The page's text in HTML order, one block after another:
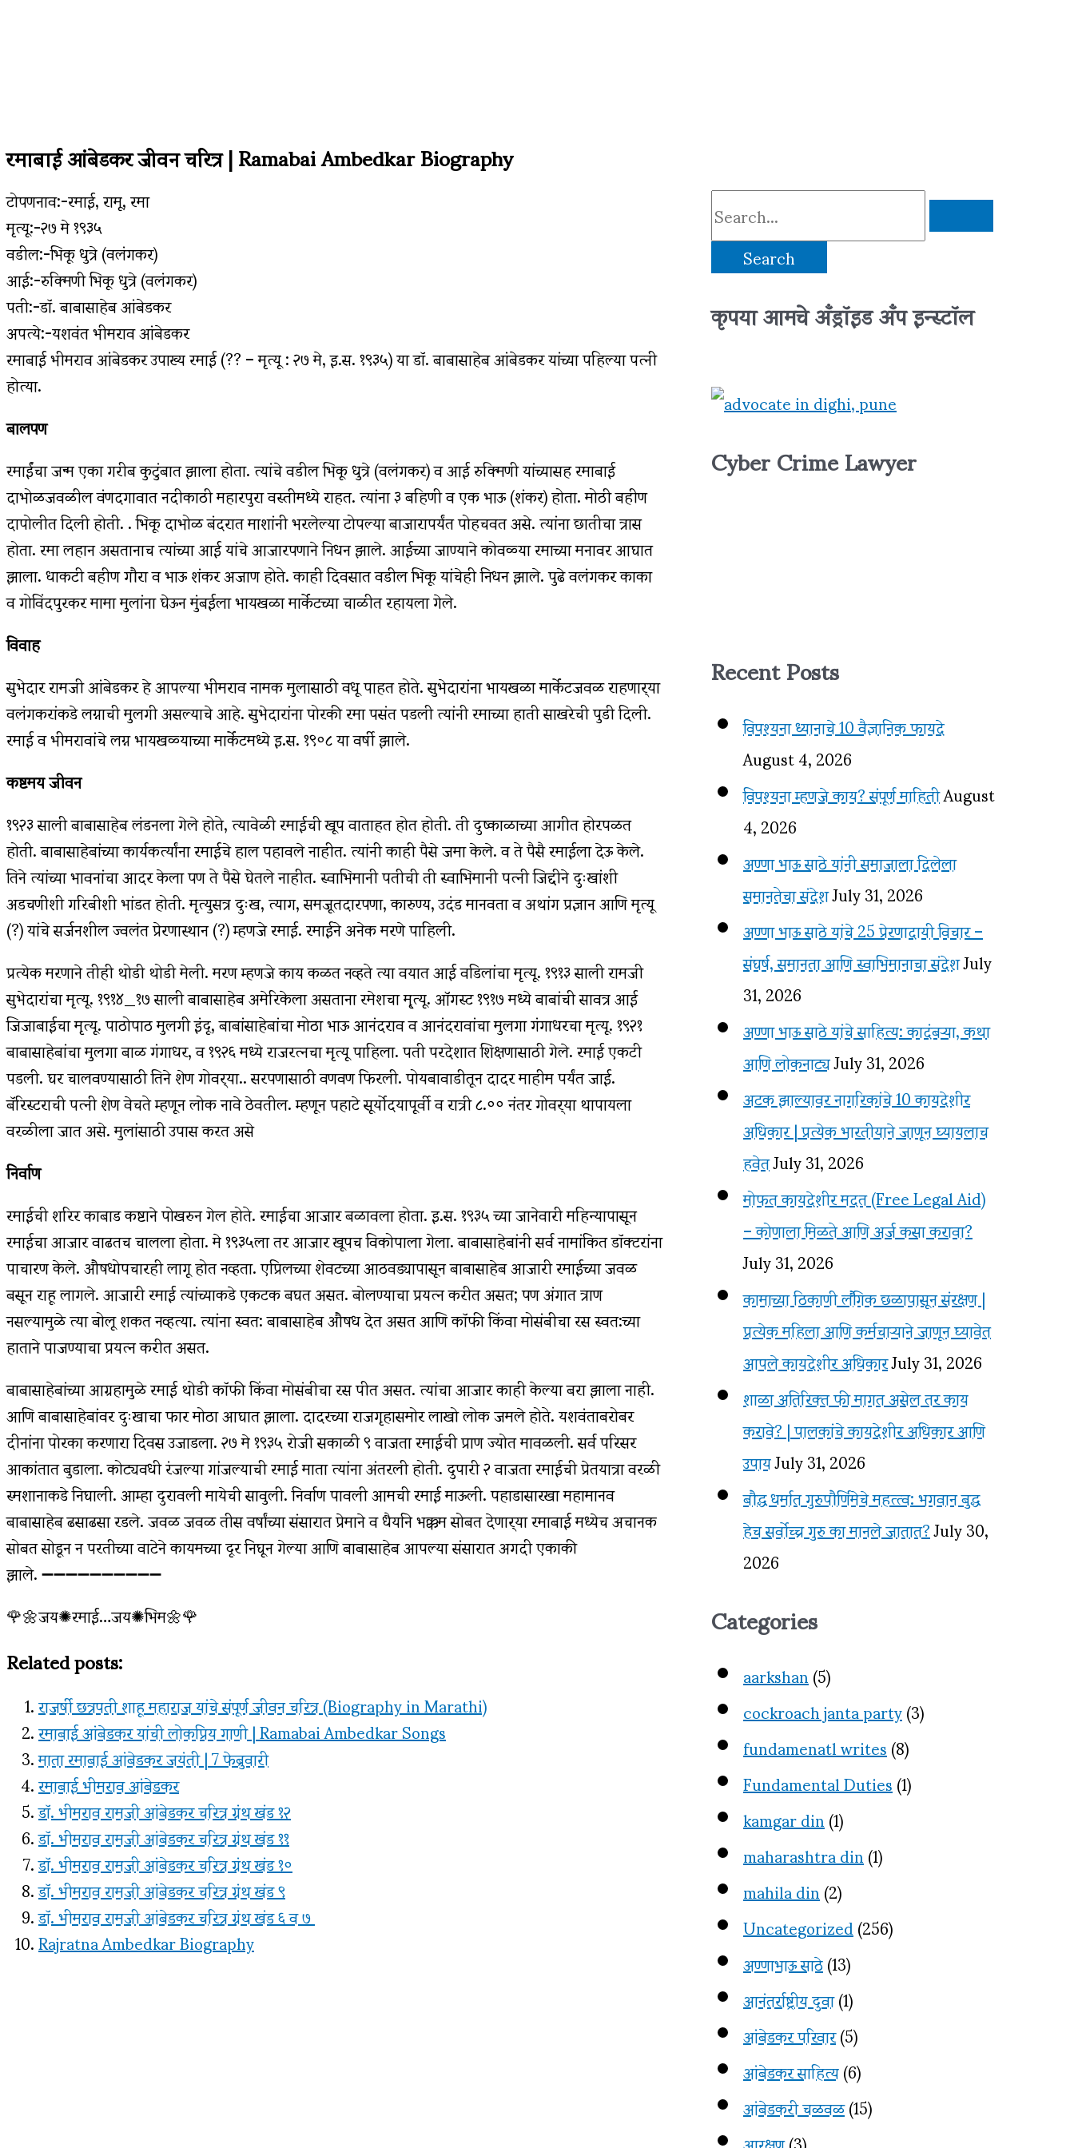
रमाबाई आंबेडकर जीवन चरित्र | Ramabai Ambedkar Biography
टोपणनाव:-रमाई, रामू, रमा
मृत्यू:-२७ मे १९३५
वडील:-भिकू धुत्रे (वलंगकर)
आई:-रुक्मिणी भिकू धुत्रे (वलंगकर)
पती:-डॉ. बाबासाहेब आंबेडकर
अपत्ये:-यशवंत भीमराव आंबेडकर
रमाबाई भीमराव आंबेडकर उपाख्य रमाई (?? – मृत्यू : २७ मे, इ.स. १९३५) या डॉ. बाबासाहेब आंबेडकर यांच्या पहिल्या पत्‍नी
होत्या.
बालपण
रमाईंचा जन्म एका गरीब कुटुंबात झाला होता. त्यांचे वडील भिकू धुत्रे (वलंगकर) व आई रुक्मिणी यांच्यासह रमाबाई
दाभोळजवळील वंणदगावात नदीकाठी महारपुरा वस्तीमध्ये राहत. त्यांना ३ बहिणी व एक भाऊ (शंकर) होता. मोठी बहीण
दापोलीत दिली होती. . भिकू दाभोळ बंदरात माशांनी भरलेल्या टोपल्या बाजारापर्यंत पोहचवत असे. त्यांना छातीचा त्रास
होता. रमा लहान असतानाच त्यांच्या आई यांचे आजारपणाने निधन झाले. आईच्या जाण्याने कोवळ्या रमाच्या मनावर आघात
झाला. धाकटी बहीण गौरा व भाऊ शंकर अजाण होते. काही दिवसात वडील भिकू यांचेही निधन झाले. पुढे वलंगकर काका
व गोविंदपुरकर मामा मुलांना घेऊन मुंबईला भायखळा मार्केटच्या चाळीत रहायला गेले.
विवाह
सुभेदार रामजी आंबेडकर हे आपल्या भीमराव नामक मुलासाठी वधू पाहत होते. सुभेदारांना भायखळा मार्केटजवळ राहणार्‍या
वलंगकरांकडे लग्नाची मुलगी असल्याचे आहे. सुभेदारांना पोरकी रमा पसंत पडली त्यांनी रमाच्या हाती साखरेची पुडी दिली.
रमाई व भीमरावांचे लग्न भायखळ्याच्या मार्केटमध्ये इ.स. १९०८ या वर्षी झाले.
कष्टमय जीवन
१९२३ साली बाबासाहेब लंडनला गेले होते, त्यावेळी रमाईची खूप वाताहत होत होती. ती दुष्काळाच्या आगीत होरपळत
होती. बाबासाहेबांच्या कार्यकर्त्यांना रमाईचे हाल पहावले नाहीत. त्यांनी काही पैसे जमा केले. व ते पैसै रमाईला देऊ केले.
तिने त्यांच्या भावनांचा आदर केला पण ते पैसे घेतले नाहीत. स्वाभिमानी पतीची ती स्वाभिमानी पत्‍नी जिद्दीने दुःखांशी
अडचणींशी गरिबीशी भांडत होती. मृत्युसत्र दुःख, त्याग, समजूतदारपणा, कारुण्य, उदंड मानवता व अथांग प्रज्ञान आणि मृत्यू
(?) यांचे सर्जनशील ज्वलंत प्रेरणास्थान (?) म्हणजे रमाई. रमाईने अनेक मरणे पाहिली.
प्रत्येक मरणाने तीही थोडी थोडी मेली. मरण म्हणजे काय कळत नव्हते त्या वयात आई वडिलांचा मृत्यू. १९१३ साली रामजी
सुभेदारांचा मृत्यू. १९१४_१७ साली बाबासाहेब अमेरिकेला असताना रमेशचा मृ्त्यू. ऑगस्ट १९१७ मध्ये बाबांची सावत्र आई
जिजाबाईचा मृत्यू. पाठोपाठ मुलगी इंदू, बाबांसाहेबांचा मोठा भाऊ आनंदराव व आनंदरावांचा मुलगा गंगाधरचा मृत्यू. १९२१
बाबासाहेबांचा मुलगा बाळ गंगाधर, व १९२६ मध्ये राजरत्‍नचा मृत्यू पाहिला. पती परदेशात शिक्षणासाठी गेले. रमाई एकटी
पडली. घर चालवण्यासाठी तिने शेण गोवर्‍या.. सरपणासाठी वणवण फिरली. पोयबावाडीतून दादर माहीम पर्यंत जाई.
बॅरिस्टराची पत्‍नी शेण वेचते म्हणून लोक नावे ठेवतील. म्हणून पहाटे सूर्योदयापूर्वी व रात्री ८.०० नंतर गोवर्‍या थापायला
वरळीला जात असे. मुलांसाठी उपास करत असे
निर्वाण
रमाईची शरिर काबाड कष्टाने पोखरुन गेल होते. रमाईचा आजार बळावला होता. इ.स. १९३५ च्या जानेवारी महिन्यापासून
रमाईचा आजार वाढतच चालला होता. मे १९३५ला तर आजार खूपच विकोपाला गेला. बाबासाहेबांनी सर्व नामांकित डॉक्टरांना
पाचारण केले. औषधोपचारही लागू होत नव्हता. एप्रिलच्या शेवटच्या आठवड्यापासून बाबासाहेब आजारी रमाईच्या जवळ
बसून राहू लागले. आजारी रमाई त्यांच्याकडे एकटक बघत असत. बोलण्याचा प्रयत्‍न करीत असत; पण अंगात त्राण
नसल्यामुळे त्या बोलू शकत नव्हत्या. त्यांना स्वत: बाबासाहेब औषध देत असत आणि कॉफी किंवा मोसंबीचा रस स्वत:च्या
हाताने पाजण्याचा प्रयत्‍न करीत असत.
बाबासाहेबांच्या आग्रहामुळे रमाई थोडी कॉफी किंवा मोसंबीचा रस पीत असत. त्यांचा आजार काही केल्या बरा झाला नाही.
आणि बाबासाहेबांवर दुःखाचा फार मोठा आघात झाला. दादरच्या राजगृहासमोर लाखो लोक जमले होते. यशवंताबरोबर
दीनांना पोरका करणारा दिवस उजाडला. २७ मे १९३५ रोजी सकाळी ९ वाजता रमाईची प्राण ज्योत मावळली. सर्व परिसर
आकांतात बुडाला. कोट्यवधी रंजल्या गांजल्याची रमाई माता त्यांना अंतरली होती. दुपारी २ वाजता रमाईची प्रेतयात्रा वरळी
स्मशानाकडे निघाली. आम्हा दुरावली मायेची सावुली. निर्वाण पावली आमची रमाई माऊली. पहाडासारखा महामानव
बाबासाहेब ढसाढसा रडले. जवळ जवळ तीस वर्षांच्या संसारात प्रेमाने व धैर्याने भक्कम सोबत देणार्‍या रमाबाई मध्येच अचानक
सोबत सोडून न परतीच्या वाटेने कायमच्या दूर निघून गेल्या आणि बाबासाहेब आपल्या संसारात अगदी एकाकी
झाले. ➖➖➖➖➖➖➖➖➖➖
🌹🌼जय✺रमाई…जय✺भिम🌼🌹
Related posts:
राजर्षी छत्रपती शाहू महाराज यांचे संपूर्ण जीवन चरित्र (Biography in Marathi)
रमाबाई आंबेडकर यांची लोकप्रिय गाणी | Ramabai Ambedkar Songs
माता रमाबाई आंबेडकर जयंती | 7 फेब्रुवारी
रमाबाई भीमराव आंबेडकर
डॉ. भीमराव रामजी आंबेडकर चरित्र ग्रंथ खंड १२
डॉ. भीमराव रामजी आंबेडकर चरित्र ग्रंथ खंड ११
डॉ. भीमराव रामजी आंबेडकर चरित्र ग्रंथ खंड १०
डॉ. भीमराव रामजी आंबेडकर चरित्र ग्रंथ खंड ९
डॉ. भीमराव रामजी आंबेडकर चरित्र ग्रंथ खंड ६ व ७
Rajratna Ambedkar Biography
S
e
a
r
c
f
r
कृपया आमचे अँड्रॉइड अँप इन्स्टॉल
Cyber Crime Lawyer
Recent Posts
विपश्यना ध्यानाचे 10 वैज्ञानिक फायदे
August 4, 2026
विपश्यना म्हणजे काय? संपूर्ण माहितीAugust
4, 2026
अण्णा भाऊ साठे यांनी समाजाला दिलेला
समानतेचा संदेशJuly 31, 2026
अण्णा भाऊ साठे यांचे 25 प्रेरणादायी विचार –
संघर्ष, समानता आणि स्वाभिमानाचा संदेशJuly
31, 2026
अण्णा भाऊ साठे यांचे साहित्य: कादंबऱ्या, कथा
आणि लोकनाट्यJuly 31, 2026
अटक झाल्यावर नागरिकांचे 10 कायदेशीर
अधिकार | प्रत्येक भारतीयाने जाणून घ्यायलाच
हवेतJuly 31, 2026
मोफत कायदेशीर मदत (Free Legal Aid)
– कोणाला मिळते आणि अर्ज कसा करावा?
July 31, 2026
कामाच्या ठिकाणी लैंगिक छळापासून संरक्षण |
प्रत्येक महिला आणि कर्मचाऱ्याने जाणून घ्यावेत
आपले कायदेशीर अधिकारJuly 31, 2026
शाळा अतिरिक्त फी मागत असेल तर काय
करावे? | पालकांचे कायदेशीर अधिकार आणि
उपायJuly 31, 2026
बौद्ध धर्मात गुरुपौर्णिमेचे महत्त्व: भगवान बुद्ध
हेच सर्वोच्च गुरु का मानले जातात?July 30,
2026
Categories
aarkshan(5)
cockroach janta party(3)
fundamenatl writes(8)
Fundamental Duties(1)
kamgar din(1)
maharashtra din(1)
mahila din(2)
Uncategorized(256)
अण्णाभाऊ साठे(13)
आनंतर्राष्ट्रीय दुवा(1)
आंबेडकर परिवार(5)
आंबेडकर साहित्य(6)
आंबेडकरी चळवळ(15)